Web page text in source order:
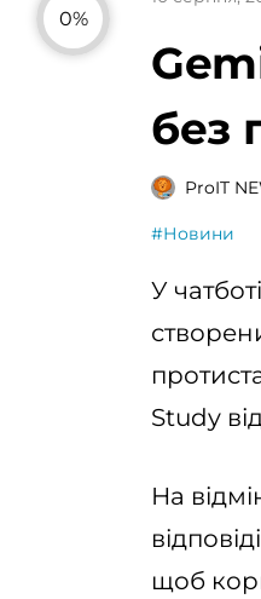
0%
без
ProIT
#Новини
У
Study
На
щоб